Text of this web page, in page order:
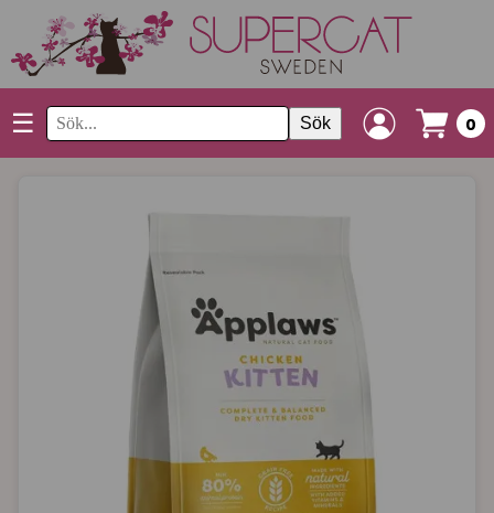
☰ Sök 0